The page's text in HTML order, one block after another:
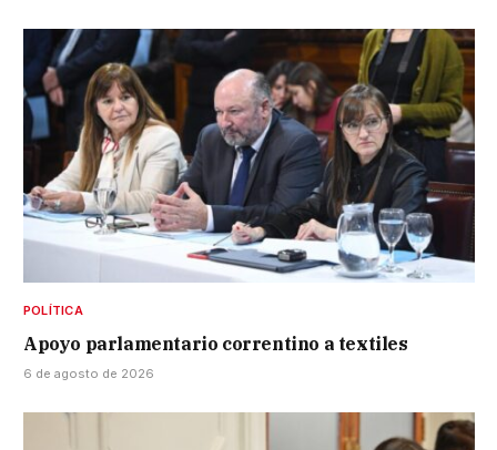
POLÍTICA
Apoyo parlamentario correntino a textiles
6 de agosto de 2026